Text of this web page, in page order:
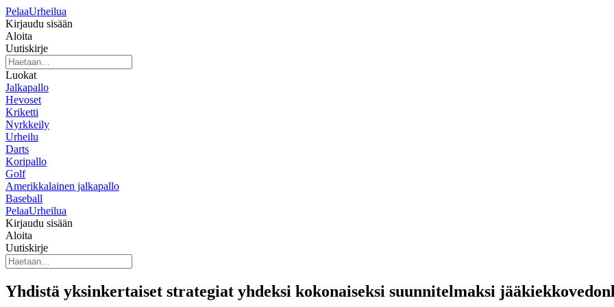
PelaaUrheilua
Kirjaudu sisään
Aloita
Uutiskirje
Luokat
Jalkapallo
Hevoset
Kriketti
Nyrkkeily
Urheilu
Darts
Koripallo
Golf
Amerikkalainen jalkapallo
Baseball
PelaaUrheilua
Kirjaudu sisään
Aloita
Uutiskirje
Yhdistä yksinkertaiset strategiat yhdeksi kokonaiseksi suunnitelmaksi